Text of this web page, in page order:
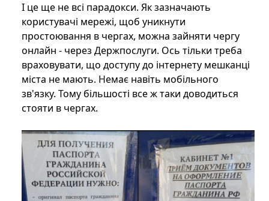
І це ще не всі парадокси. Як зазначають
користувачі мережі, щоб уникнути
простоювання в чергах, можна зайняти чергу
онлайн - через Держпослуги. Ось тільки треба
враховувати, що доступу до інтернету мешканці
міста не мають. Немає навіть мобільного
зв'язку. Тому більшості все ж таки доводиться
стояти в чергах.